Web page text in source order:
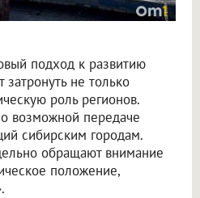
подход к развитию
не только
роль регионов.
возможной передаче
сибирским городам.
обращают внимание
положение,